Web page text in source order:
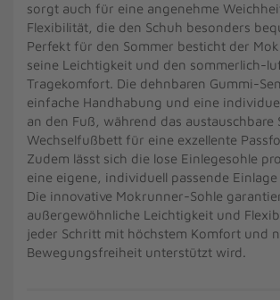
sorgt auch für eine angenehme
Flexibilität, die den Schuh besonders
Perfekt für den Sommer besticht der
seine Leichtigkeit und den sommerlich-
Tragekomfort. Die dehnbaren Gummi-
einfache Handhabung und eine
an den Fuß, während das austauschbare
Wechselfußbett für eine exzellente
Zudem lässt sich die lose Einlegesohle
eine eigene, individuell passende Einlage
Die innovative Mokrunner-Sohle
außergewöhnliche Leichtigkeit und
jeder Schritt mit höchstem Komfort und
Bewegungsfreiheit unterstützt wird.